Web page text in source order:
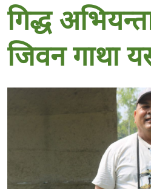
गिद्ध
जिवन गाथा